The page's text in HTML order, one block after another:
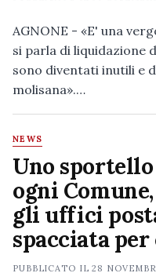
AGNONE - «E' una
si parla di liquidazione
sono diventati inutili e
molisana».…
NEWS
Uno
ogni
gli uffici
spacciata
PUBBLICATO IL28